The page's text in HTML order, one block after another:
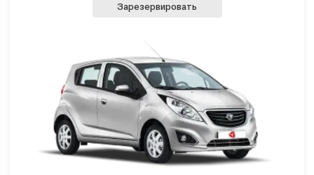
Зарезервировать